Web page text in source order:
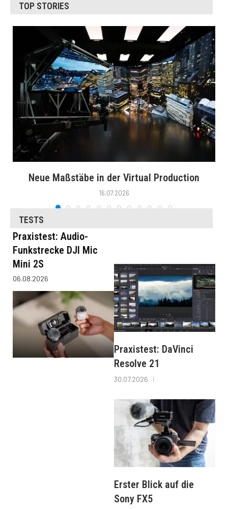
TOP STORIES
Neue Maßstäbe in der Virtual Production
16.07.2026
TESTS
Praxistest: Audio-
Funkstrecke DJI Mic
Mini 2S
06.08.2026
Praxistest: DaVinci
Resolve 21
30.07.2026
Erster Blick auf die
Sony FX5